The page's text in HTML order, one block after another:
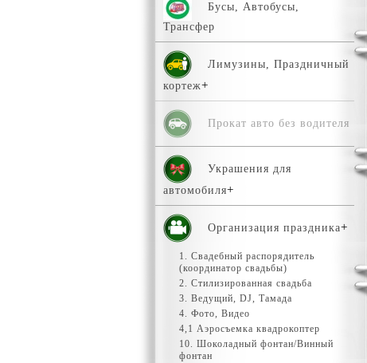
Бусы, Автобусы,
Трансфер
Лимузины, Праздничный
кортеж
Прокат авто без водителя
Украшения для
автомобиля
Организация праздника
1. Свадебный распорядитель
(координатор свадьбы)
2. Стилизированная свадьба
3. Ведущий, DJ, Тамада
4. Фото, Видео
4,1 Аэросъемка квадрокоптер
10. Шоколадный фонтан/Винный
фонтан